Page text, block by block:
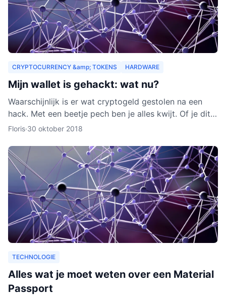
CRYPTOCURRENCY &amp; TOKENS HARDWARE
Mijn wallet is gehackt: wat nu?
Waarschijnlijk is er wat cryptogeld gestolen na een
hack. Met een beetje pech ben je alles kwijt. Of je dit
nog terug kunt krijgen, leggen we je uit in dit arti
Floris·30 oktober 2018
TECHNOLOGIE
Alles wat je moet weten over een Material
Passport